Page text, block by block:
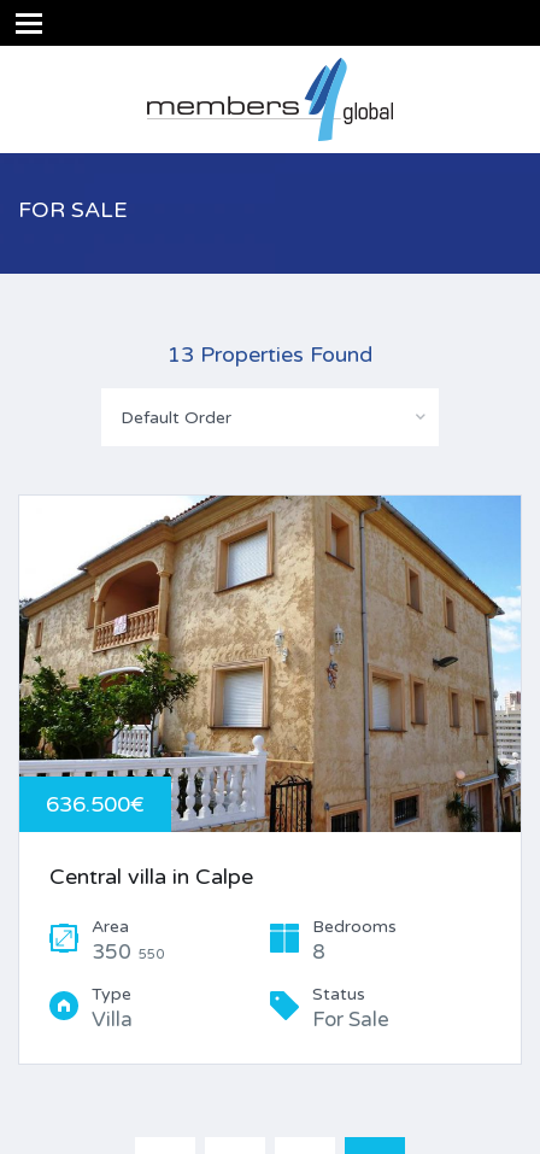
FOR SALE
13 Properties Found
Default Order
636.500€
Central villa in Calpe
Area
350 550
Bedrooms
8
Type
Villa
Status
For Sale